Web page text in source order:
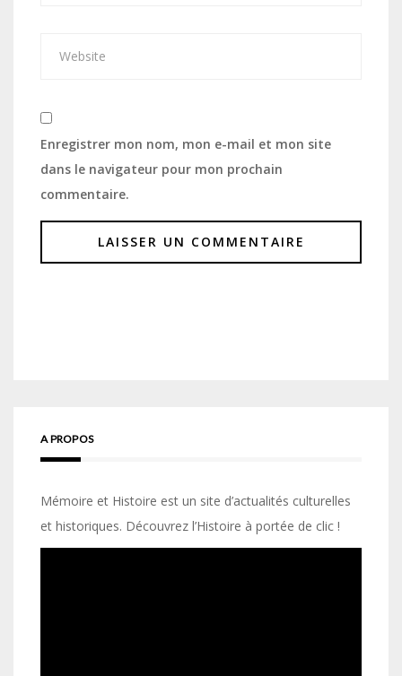
Enregistrer mon nom, mon e-mail et mon site
dans le navigateur pour mon prochain
commentaire.
A PROPOS
Mémoire et Histoire est un site d’actualités culturelles
et historiques. Découvrez l’Histoire à portée de clic !